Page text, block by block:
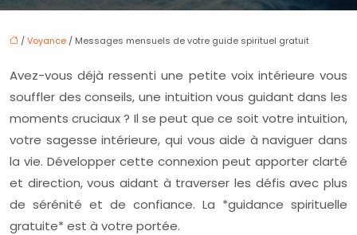
/Voyance / Messages mensuels de votre guide spirituel gratuit
Avez-vous déjà ressenti une petite voix intérieure vous
souffler des conseils, une intuition vous guidant dans les
moments cruciaux ? Il se peut que ce soit votre intuition,
votre sagesse intérieure, qui vous aide à naviguer dans
la vie. Développer cette connexion peut apporter clarté
et direction, vous aidant à traverser les défis avec plus
de sérénité et de confiance. La *guidance spirituelle
gratuite* est à votre portée.